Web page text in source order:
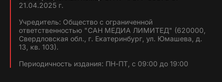
21.04.2025 г.
Учредитель: Общество с ограниченной
ответственностью "САН МЕДИА ЛИМИТЕД" (620000,
Свердловская обл., г. Екатеринбург, ул. Юмашева, д.
13, кв. 103).
Периодичность издания: ПН-ПТ, с 09:00 до 19:00